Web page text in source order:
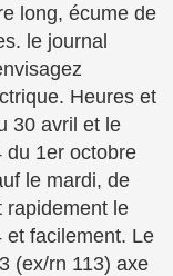
long, écume de
le journal
Heures et
30 avril et le
du 1er octobre
le mardi, de
rapidement le
et facilement. Le
(ex/rn 113) axe